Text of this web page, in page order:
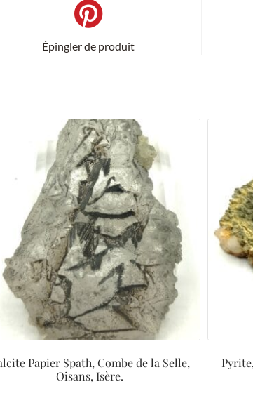
Épingler de produit
Papier Spath, Combe de la Selle,
Oisans, Isère.